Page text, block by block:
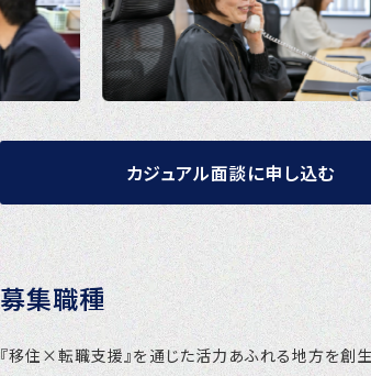
カジュアル面談に申し込む
募集職種
『移住×転職支援』を通じた活力あふれる地方を創生